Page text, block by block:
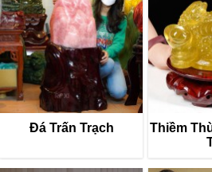
Đá Trấn Trạch
Thiềm